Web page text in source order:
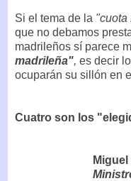
Si el tema de la "cuota
que no debamos
madrileños sí parece
madrileña", es decir
ocuparán su sillón en
Cuatro son los